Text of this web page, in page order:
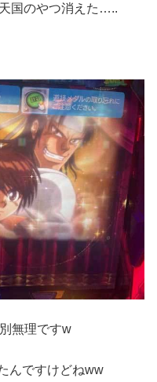
国のやつ消えた…..
無理ですw
んですけどねww